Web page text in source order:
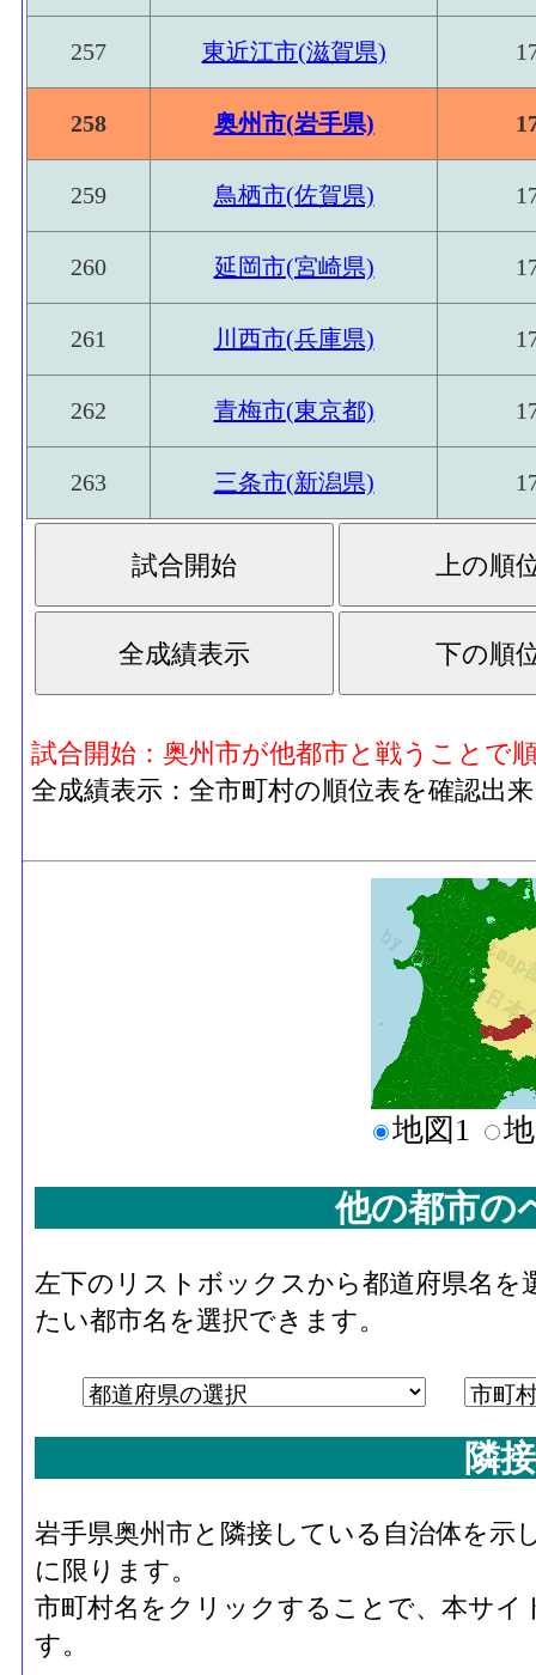
257 東近江市(滋賀県)
258 奥州市(岩手県)
259 鳥栖市(佐賀県)
260 延岡市(宮崎県)
261 川西市(兵庫県)
262 青梅市(東京都)
263 三条市(新潟県)
試合開始：奥州市が他都市と戦うことで
全成績表示：全市町村の順位表を確認出
地図1
他の都市の
左下のリストボックスから都道府県名
たい都市名を選択できます。
隣
岩手県奥州市と隣接している自治体を示
に限ります。
市町村名をクリックすることで、本サ
す。